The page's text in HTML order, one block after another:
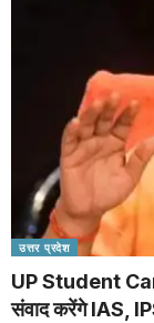
उत्तर प्रदेश
UP Student
संवाद करेंगे IAS,